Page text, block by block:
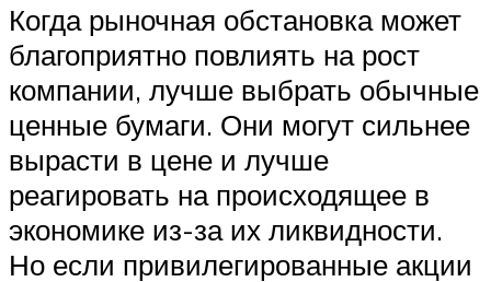
Когда рыночная обстановка может
благоприятно повлиять на рост
компании, лучше выбрать обычные
ценные бумаги. Они могут сильнее
вырасти в цене и лучше
реагировать на происходящее в
экономике из-за их ликвидности.
Но если привилегированные акции